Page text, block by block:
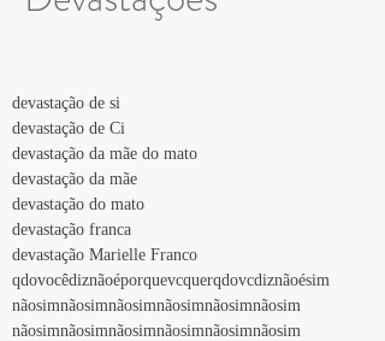
devastação de si
devastação de Ci
devastação da mãe do mato
devastação da mãe
devastação do mato
devastação franca
devastação Marielle Franco
qdovocêdiznãoéporquevcquerqdovcdiznãoésim
nãosimnãosimnãosimnãosimnãosimnãosim
nãosimnãosimnãosimnãosimnãosimnãosim